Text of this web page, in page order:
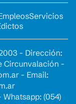
Servicios
- Dirección:
Circunvalación -
- Email:
Whatsapp: (054)